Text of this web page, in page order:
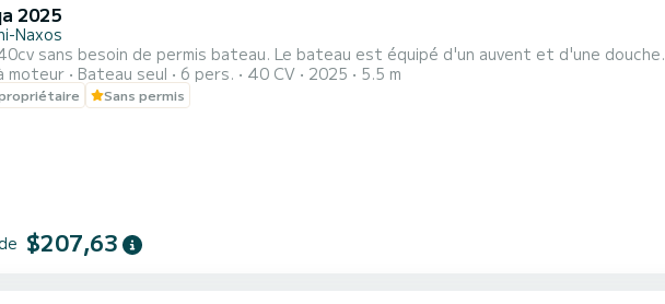
2025
Naxos
sans besoin de permis bateau. Le bateau est équipé d'un auvent et d'une douche.
moteur
Bateau seul 6 pers. 40 CV 2025 5.5 m
Sans permis
$207,63